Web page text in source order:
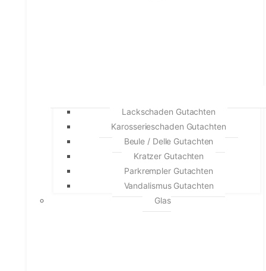
Lackschaden Gutachten
Karosserieschaden Gutachten
Beule / Delle Gutachten
Kratzer Gutachten
Parkrempler Gutachten
Vandalismus Gutachten
Glas